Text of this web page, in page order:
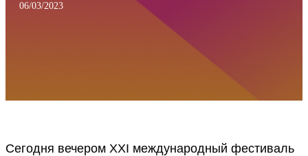
06/03/2023
Сегодня вечером XXI международный фестиваль